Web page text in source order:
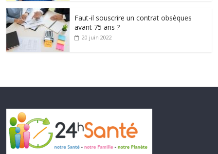
Faut-il souscrire un contrat obsèques
avant 75 ans ?
20 juin 2022